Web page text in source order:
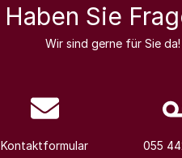
Haben Sie
Wir sind gerne für Sie da!
Kontaktformular 055